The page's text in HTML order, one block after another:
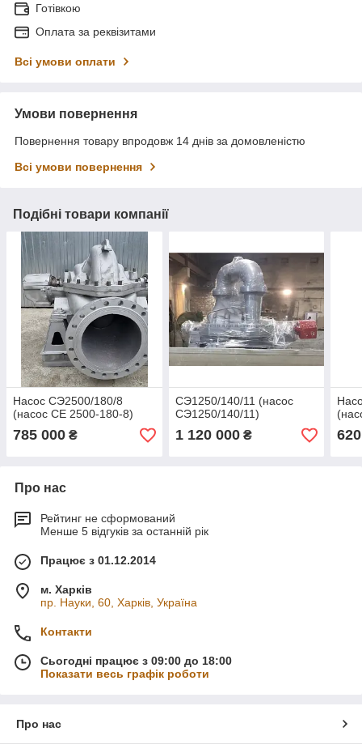
Готівкою
Оплата за реквізитами
Всі умови оплати
Умови повернення
Повернення товару впродовж 14 днів за домовленістю
Всі умови повернення
Подібні товари компанії
Насос СЭ2500/180/8
(насос СЕ 2500-180-8)
785 000 ₴
СЭ1250/140/11 (насос
СЭ1250/140/11)
1 120 000₴
Про нас
Рейтинг не сформований
Менше 5 відгуків за останній рік
Працює з 01.12.2014
м. Харків
пр. Науки, 60, Харків, Україна
Контакти
Сьогодні працює з 09:00 до 18:00
Показати весь графік роботи
Про нас